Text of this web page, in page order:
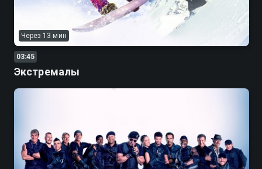
Через 13 мин
03:45
Экстремалы